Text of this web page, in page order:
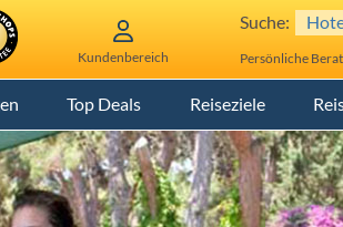
Kundenbereich
Suche:
Persönliche
Top Deals Reiseziele